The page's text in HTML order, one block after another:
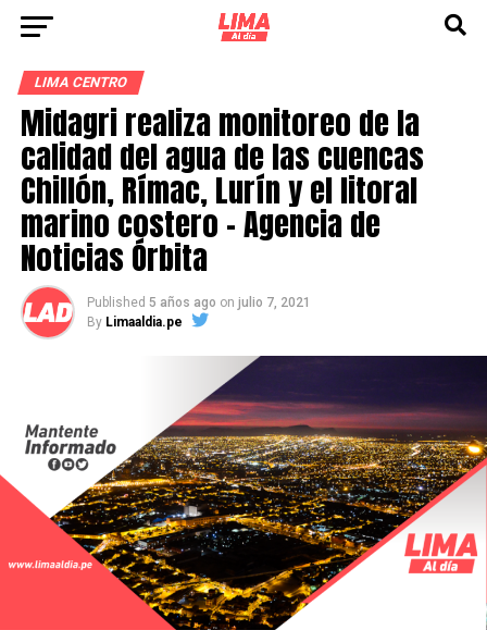
LIMA CENTRO
Midagri realiza monitoreo de la
calidad del agua de las cuencas
Chillón, Rímac, Lurín y el litoral
marino costero – Agencia de
Noticias Órbita
Published 5 años ago on julio 7, 2021
By Limaaldia.pe